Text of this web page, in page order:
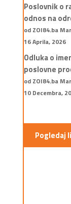
Poslovnik o
odnos na
od ZOI84.ba
16 Aprila, 2026
Odluka o
poslovne
od ZOI84.ba
10 Decembra,
Pogledaj